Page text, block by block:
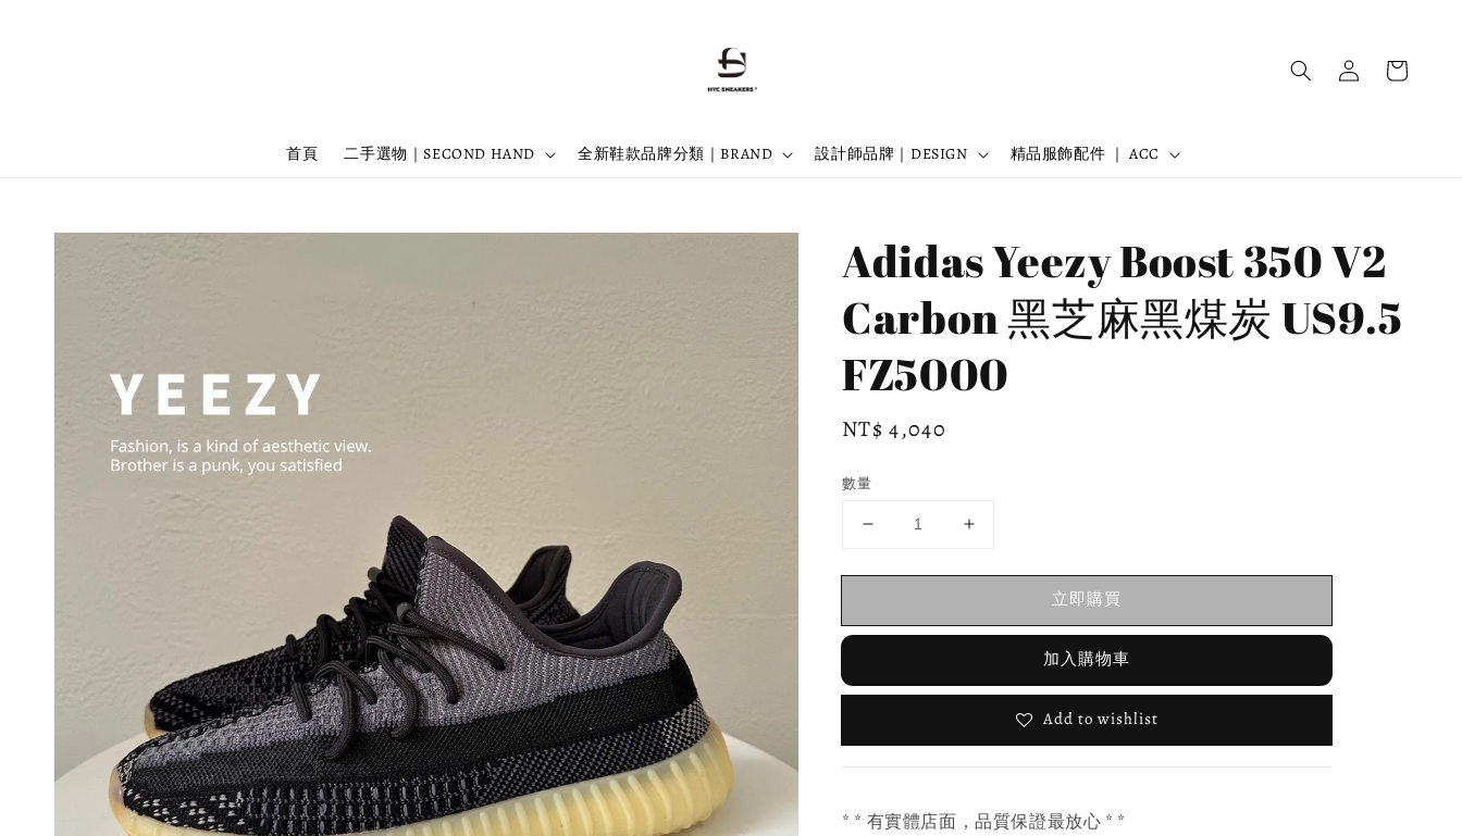
首頁 二手選物｜SECOND HAND 全新鞋款品牌分類｜BRAND 設計師品牌｜DESIGN 精品服飾配件 ｜ ACC
Adidas Yeezy Boost 350 V2
Carbon 黑芝麻黑煤炭 US9.5
FZ5000
Regular
NT$ 4,040
數量
立即購買
加入購物車
Add to wishlist
* * 有實體店面，品質保證最放心 * *